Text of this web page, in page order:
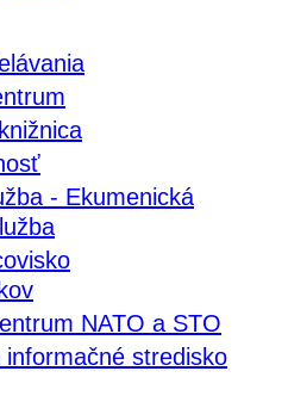
- Ekumenická
NATO a STO
informačné stredisko